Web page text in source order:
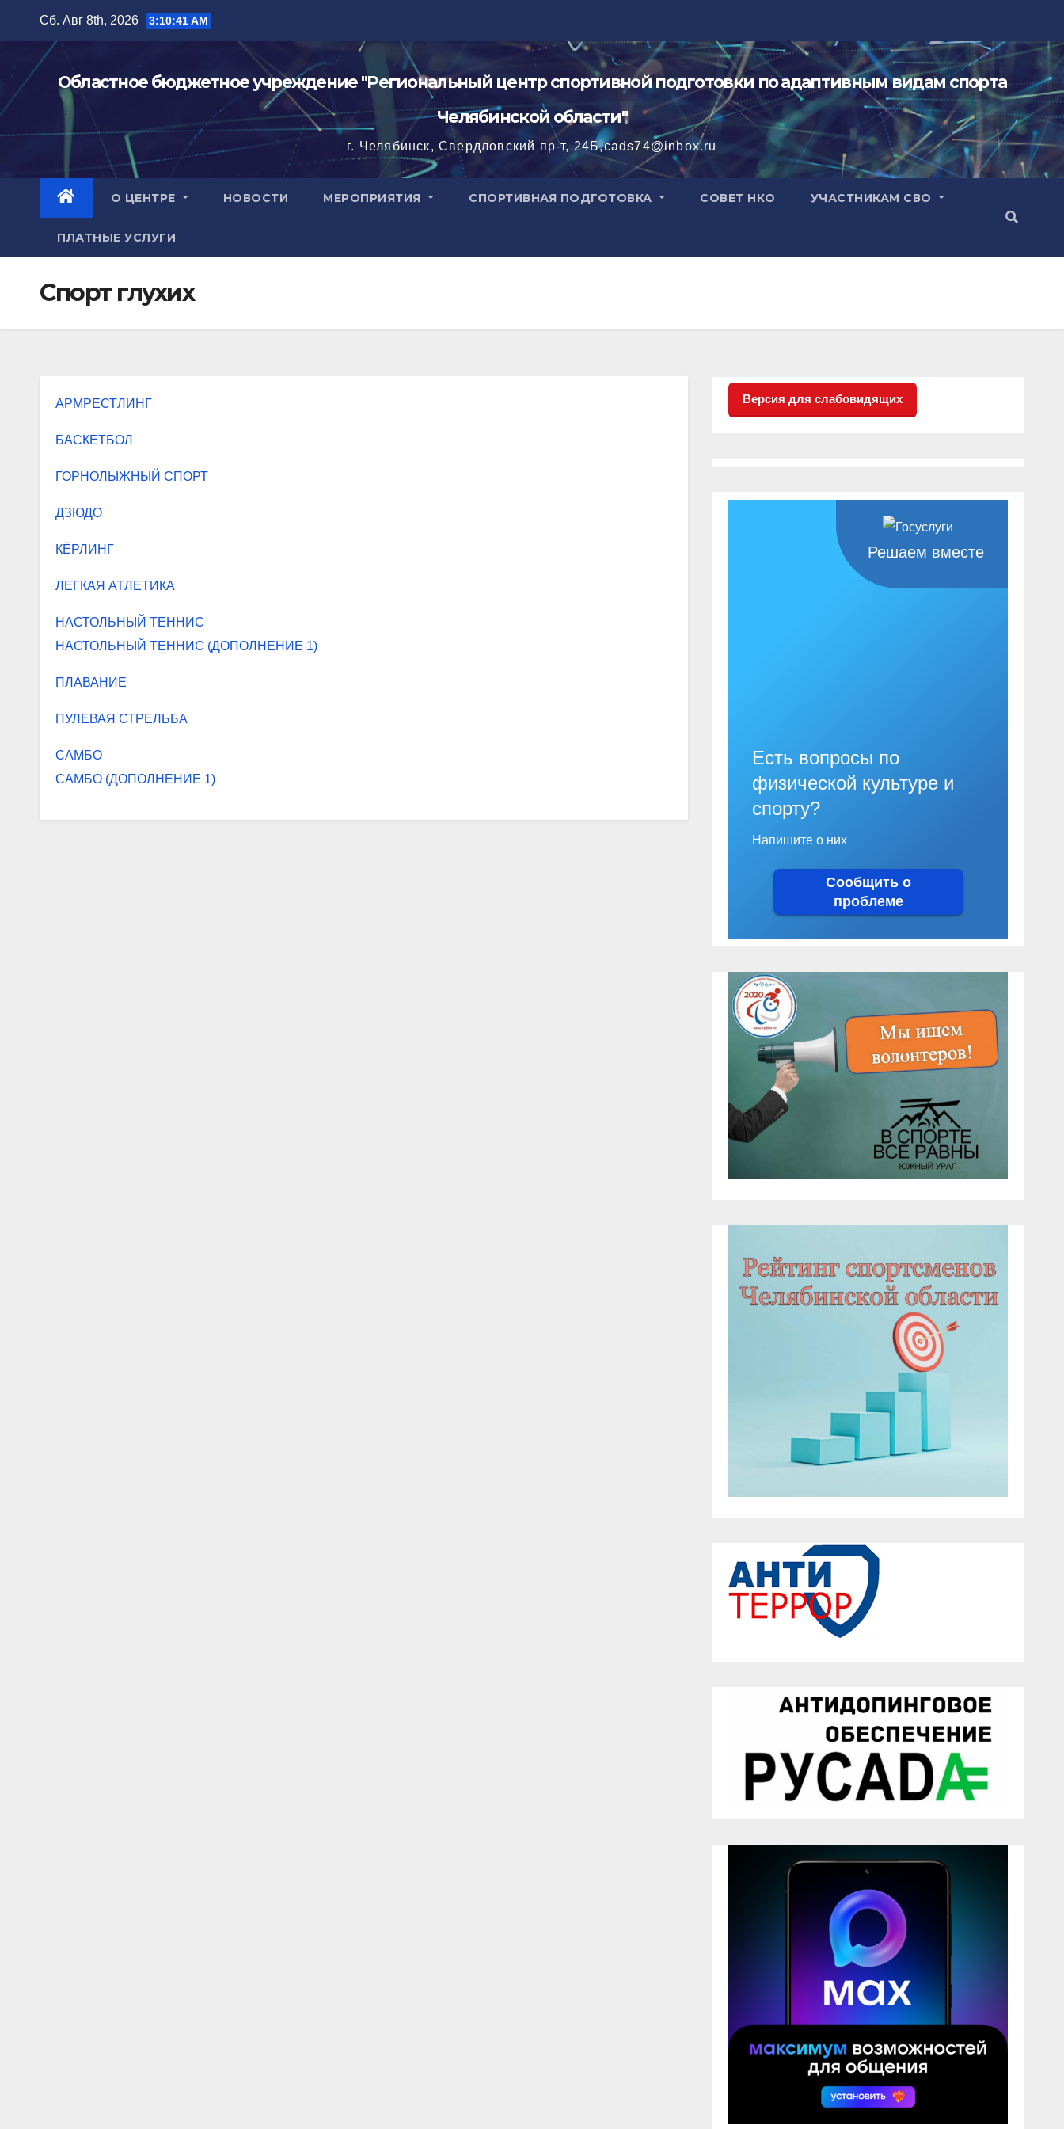
содержимому
Сб. Авг 8th, 2026 3:10:42 AM
Областное бюджетное учреждение "Региональный центр спортивной подготовки по адаптивным видам спорта
Челябинской области"
г. Челябинск, Свердловский пр-т, 24Б,cads74@inbox.ru
О ЦЕНТРЕ НОВОСТИ МЕРОПРИЯТИЯ СПОРТИВНАЯ ПОДГОТОВКА СОВЕТ НКО УЧАСТНИКАМ СВО
ПЛАТНЫЕ УСЛУГИ
Спорт глухих
АРМРЕСТЛИНГ
БАСКЕТБОЛ
ГОРНОЛЫЖНЫЙ СПОРТ
ДЗЮДО
КЁРЛИНГ
ЛЕГКАЯ АТЛЕТИКА
НАСТОЛЬНЫЙ ТЕННИС
НАСТОЛЬНЫЙ ТЕННИС (ДОПОЛНЕНИЕ 1)
ПЛАВАНИЕ
ПУЛЕВАЯ СТРЕЛЬБА
САМБО
САМБО (ДОПОЛНЕНИЕ 1)
Версия для слабовидящих
Решаем вместе
Есть вопросы по
физической культуре и
спорту?
Напишите о них
Сообщить о
проблеме